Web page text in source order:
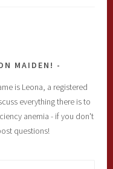
MAIDEN!
is Leona, a registered
everything there is to
anemia - if you don't
questions!